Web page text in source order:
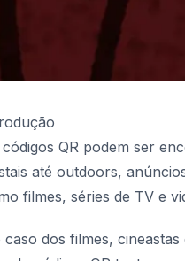
códigos QR podem ser
até outdoors,
filmes, séries de TV e
caso dos filmes,